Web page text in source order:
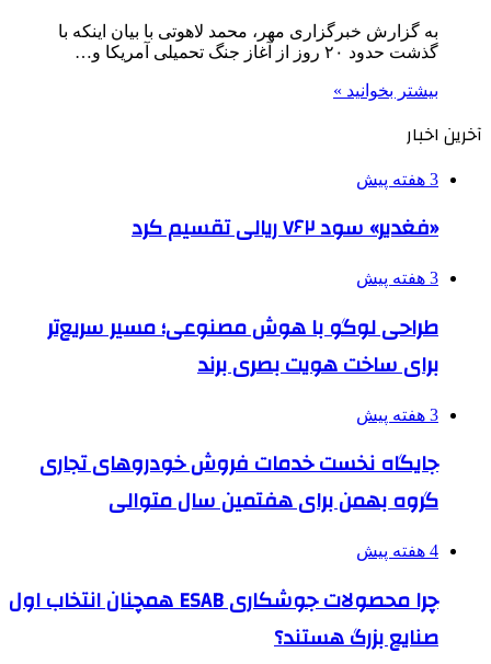
به گزارش خبرگزاری مهر، محمد لاهوتی با بیان اینکه با
گذشت حدود ۲۰ روز از آغاز جنگ تحمیلی آمریکا و…
بیشتر بخوانید »
آخرین اخبار
3 هفته پیش
«فغدیر» سود ۷۶۲ ریالی تقسیم کرد
3 هفته پیش
طراحی لوگو با هوش مصنوعی؛ مسیر سریع‌تر
برای ساخت هویت بصری برند
3 هفته پیش
جایگاه نخست خدمات فروش خودروهای تجاری
گروه بهمن برای هفتمین سال متوالی
4 هفته پیش
چرا محصولات جوشکاری ESAB همچنان انتخاب اول
صنایع بزرگ هستند؟